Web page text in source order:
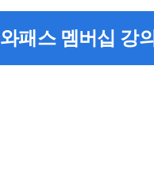
와패스 멤버십 강의